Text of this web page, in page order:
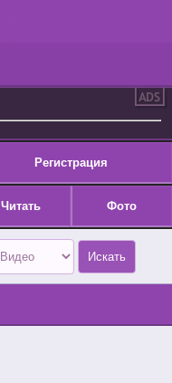
Регистрация
Читать Фото